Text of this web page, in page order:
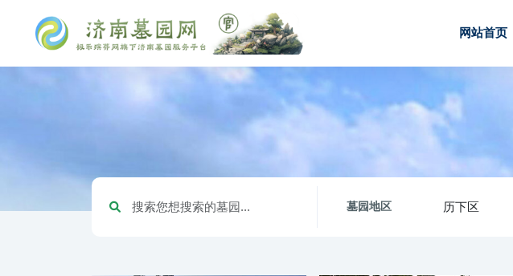
网站首页
墓园地区 历下区